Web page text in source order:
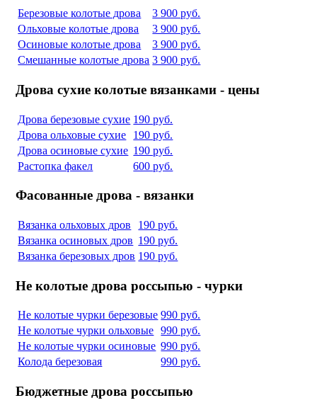
Березовые колотые дрова
3 900 руб.
Ольховые колотые дрова
3 900 руб.
Осиновые колотые дрова
3 900 руб.
Смешанные колотые дрова 3 900 руб.
Дрова сухие колотые вязанками - цены
Дрова березовые сухие 190 руб.
Дрова ольховые сухие
190 руб.
Дрова осиновые сухие 190 руб.
Растопка факел
600 руб.
Фасованные дрова - вязанки
Вязанка ольховых дров
190 руб.
Вязанка осиновых дров 190 руб.
Вязанка березовых дров 190 руб.
Не колотые дрова россыпью - чурки
Не колотые чурки березовые 990 руб.
Не колотые чурки ольховые
990 руб.
Не колотые чурки осиновые 990 руб.
Колода березовая
990 руб.
Бюджетные дрова россыпью